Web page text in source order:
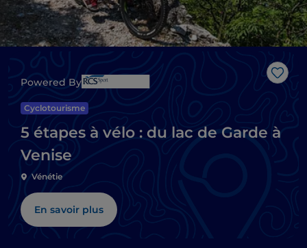
Powered By
Cyclotourisme
5 étapes à vélo : du lac de Garde à
Venise
Vénétie
En savoir plus